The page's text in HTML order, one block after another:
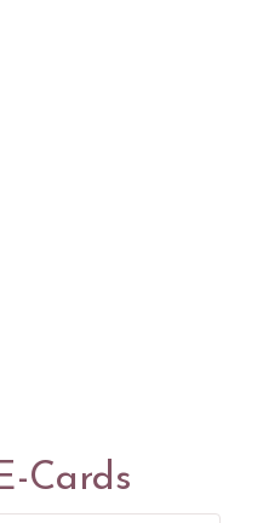
Cards